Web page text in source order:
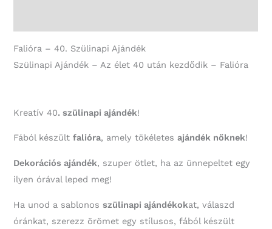
Falióra – 40. Szülinapi Ajándék
Szülinapi Ajándék – Az élet 40 után kezdődik – Falióra
Kreatív 40. szülinapi ajándék!
Fából készültfalióra, amely tökéletesajándék nőknek!
Dekorációs ajándék, szuper ötlet, ha az ünnepeltet egy
ilyen órával leped meg!
Ha unod a sablonosszülinapi ajándékokat, válaszd
óránkat, szerezz örömet egy stílusos, fából készült